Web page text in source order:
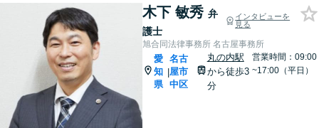
木下 敏秀 弁
護士
インタビューを
見る
旭合同法律事務所 名古屋事務所
愛
知
県
|
名古
屋市
中区
丸の内駅
から徒歩3
分
営業時間：09:00
~17:00（平日）